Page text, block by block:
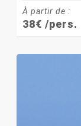
À partir de :
38€ /pers.